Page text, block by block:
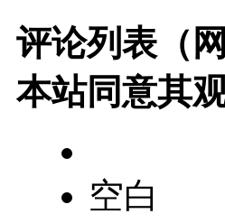
评论列表（
本站同意其
空白